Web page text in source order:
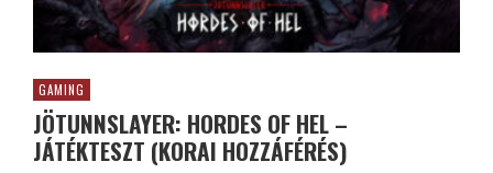
GAMING
JÖTUNNSLAYER: HORDES OF HEL –
JÁTÉKTESZT (KORAI HOZZÁFÉRÉS)